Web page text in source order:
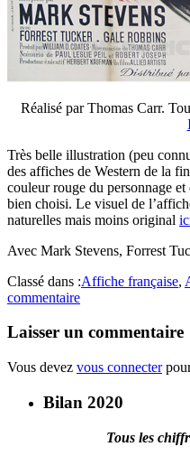
Réalisé par Thomas Carr.
Très belle illustration (peu
des affiches de Western de la
couleur rouge du personnage
bien choisi. Le visuel de
naturelles mais moins original
Avec Mark Stevens, Forrest
Classé dans :Affiche française,
commentaire
Laisser un commentaire
Vous devez vous connecter
Bilan 2020
Tous les